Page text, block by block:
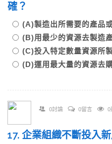
確？
(A)製造出所需要的產品
(B)用最少的資源去製造
(C)投入特定數量資源所
(D)運用最大量的資源去
0討論 0留言 0
17. 企業組織不斷投入